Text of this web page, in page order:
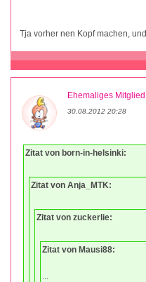
Tja vorher nen Kopf machen,
Ehemaliges Mitglied
30.08.2012 20:28
Zitat von born-in-helsinki:
Zitat von Anja_MTK:
Zitat von zuckerlie:
Zitat von Mausi88:
...